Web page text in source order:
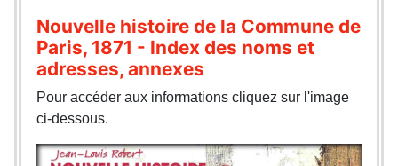
Nouvelle histoire de la Commune de
Paris, 1871 - Index des noms et
adresses, annexes
Pour accéder aux informations cliquez sur l'image
ci-dessous.